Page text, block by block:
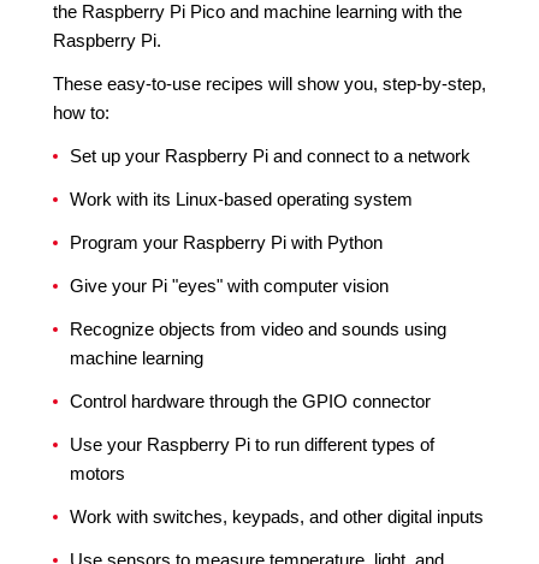
the Raspberry Pi Pico and machine learning with the
Raspberry Pi.
These easy-to-use recipes will show you, step-by-step,
how to:
Set up your Raspberry Pi and connect to a network
Work with its Linux-based operating system
Program your Raspberry Pi with Python
Give your Pi "eyes" with computer vision
Recognize objects from video and sounds using
machine learning
Control hardware through the GPIO connector
Use your Raspberry Pi to run different types of
motors
Work with switches, keypads, and other digital inputs
Use sensors to measure temperature, light, and